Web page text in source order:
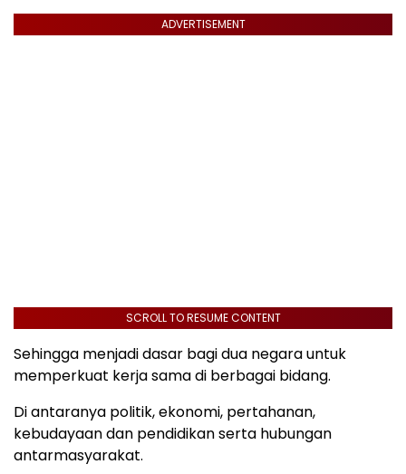
ADVERTISEMENT
SCROLL TO RESUME CONTENT
Sehingga menjadi dasar bagi dua negara untuk
memperkuat kerja sama di berbagai bidang.
Di antaranya politik, ekonomi, pertahanan,
kebudayaan dan pendidikan serta hubungan
antarmasyarakat.